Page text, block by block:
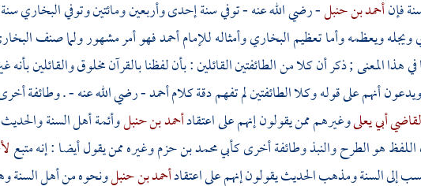
فإنأحمد بن حنبل- رضي الله عنه - توفي سنة إحدى وأربعين ومائتين وتوفيالبخاري
ويجله ويعظمه وأما تعظيمالبخاريوأمثاله للإمامأحمدفهو أمر مشهور ولما صنف
في هذا المعنى ; ذكر أن كلا من الطائفتين القائلين : بأن لفظنا بالقرآن مخلوق والقائلين بأنه
ويدعون أنهم على قوله وكلا الطائفتين لم تفهم دقة كلامأحمد- رضي الله عنه - . وطائفة
أبي يعلىوغيرهم ممن يقولون إنهم على اعتقادأحمد بن حنبلوأئمةأهل السنة والحديث
اللفظ هو الطرح والنبذ وطائفة أخرىكأبي محمد بن حزموغيره ممن يقول أيضا : إنه متبع
إلى السنة ومذهب الحديث يقولون إنهم على اعتقادأحمد بن حنبلونحوه منأهل السنة